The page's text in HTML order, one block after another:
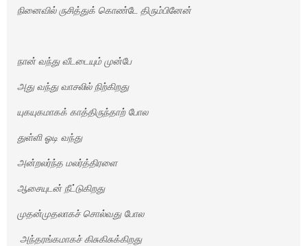
நினைவில் ருசித்துக் கொண்டே திரும்பினேன்
நான் வந்து வீடடையும் முன்பே
அது வந்து வாசலில் நிற்கிறது
யுகயுகமாகக் காத்திருந்தாற் போல
துள்ளி ஓடி வந்து
அன்றலர்ந்த மலர்த்திரளை
ஆசையுடன் நீட்டுகிறது
முதன்முதலாகச் சொல்வது போல
அந்தரங்கமாகச் கிசுகிசுக்கிறது